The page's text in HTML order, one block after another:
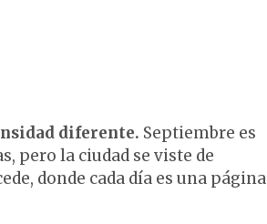
diferente. Septiembre es
pero la ciudad se viste de
donde cada día es una página